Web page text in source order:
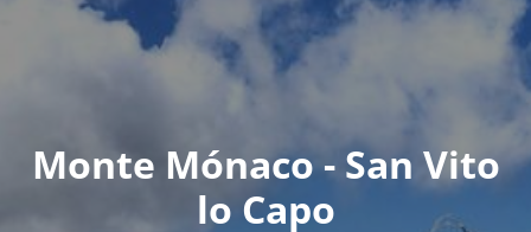
Monte Mónaco - San Vito
lo Capo